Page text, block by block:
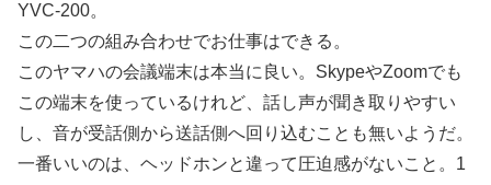
YVC-200。
この二つの組み合わせでお仕事はできる。
このヤマハの会議端末は本当に良い。SkypeやZoomでも
この端末を使っているけれど、話し声が聞き取りやすい
し、音が受話側から送話側へ回り込むことも無いようだ。
一番いいのは、ヘッドホンと違って圧迫感がないこと。1